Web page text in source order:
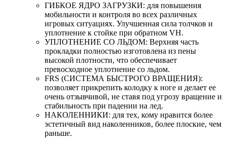
ГИБКОЕ ЯДРО ЗАГРУЗКИ: для повышения
мобильности и контроля во всех различных
игровых ситуациях. Улучшенная сила толчков и
уплотнение к стойке при обратном VH.
УПЛОТНЕНИЕ СО ЛЬДОМ: Верхняя часть
прокладки полностью изготовлена из пены
высокой плотности, что обеспечивает
превосходное уплотнение со льдом.
FRS (СИСТЕМА БЫСТРОГО ВРАЩЕНИЯ):
позволяет прикрепить колодку к ноге и делает ее
очень отзывчивой, не ставя под угрозу вращение и
стабильность при падении на лед.
НАКОЛЕННИКИ: для тех, кому нравится более
эстетичный вид наколенников, более плоские, чем
раньше.